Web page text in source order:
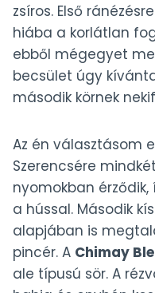
zsíros. Első
hiába a korlátlan
ebből mégegyet
becsület úgy
második körnek
Az én választásom
Szerencsére
nyomokban
a hússal. Második
alapjában is
pincér. A Chimay
ale típusú sör. A